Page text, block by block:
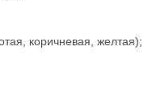
коричневая, желтая);